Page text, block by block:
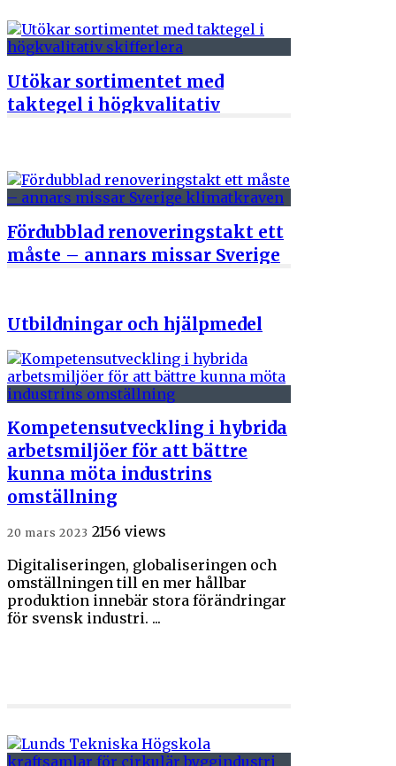
Utökar sortimentet med
taktegel i högkvalitativ
Fördubblad renoveringstakt ett
måste – annars missar Sverige
1 juni 2026
Utbildningar och hjälpmedel
Kompetensutveckling i hybrida
arbetsmiljöer för att bättre
kunna möta industrins
omställning
20 mars 2023 2156 views
Digitaliseringen, globaliseringen och
omställningen till en mer hållbar
produktion innebär stora förändringar
för svensk industri. ...